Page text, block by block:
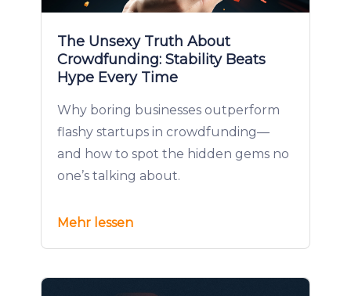
The Unsexy Truth About
Crowdfunding: Stability Beats
Hype Every Time
Why boring businesses outperform
flashy startups in crowdfunding—
and how to spot the hidden gems no
one’s talking about.
Mehr lessen